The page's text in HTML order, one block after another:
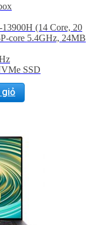
(14 Core, 20
core 5.4GHz, 24MB
SSD
Display
4060 6GB GDDR6
giỏ